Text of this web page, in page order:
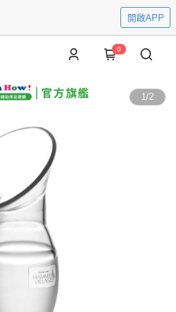
開啟APP
0
1/2